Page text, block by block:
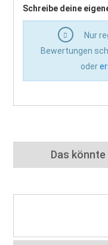
Schreibe deine
Nur
Bewertungen
oder
Das